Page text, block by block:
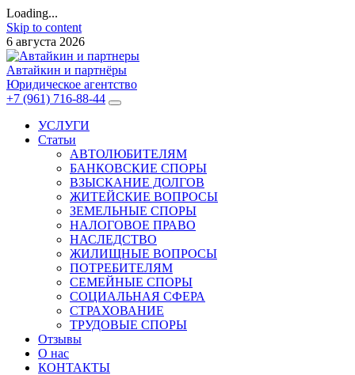
Loading...
Skip to content
6 августа 2026
Автайкин и партнёры
Юридическое агентство
+7 (961) 716-88-44
УСЛУГИ
Статьи
АВТОЛЮБИТЕЛЯМ
БАНКОВСКИЕ СПОРЫ
ВЗЫСКАНИЕ ДОЛГОВ
ЖИТЕЙСКИЕ ВОПРОСЫ
ЗЕМЕЛЬНЫЕ СПОРЫ
НАЛОГОВОЕ ПРАВО
НАСЛЕДСТВО
ЖИЛИЩНЫЕ ВОПРОСЫ
ПОТРЕБИТЕЛЯМ
СЕМЕЙНЫЕ СПОРЫ
СОЦИАЛЬНАЯ СФЕРА
СТРАХОВАНИЕ
ТРУДОВЫЕ СПОРЫ
Отзывы
О нас
КОНТАКТЫ